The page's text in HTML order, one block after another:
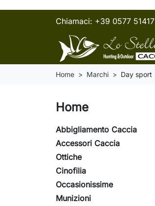
Chiamaci: +39 0577 51417
Home Marchi Day sport
Home
Abbigliamento Caccia
Accessori Caccia
Ottiche
Cinofilia
Occasionissime
Munizioni